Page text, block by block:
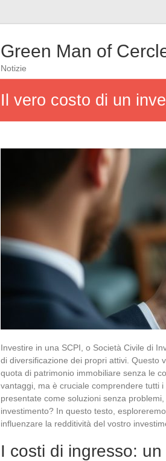
Green Man of
Notizie
Il vero costo di un
Investire in una SCPI, o Società Civile di
di diversificazione dei propri attivi. Questo
quota di patrimonio immobiliare senza le
vantaggi, ma è cruciale comprendere tutti
presentate come soluzioni senza
investimento? In questo testo,
influenzare la redditività del vostro
I costi di ingresso: